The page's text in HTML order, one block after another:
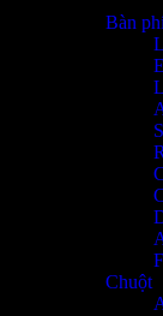
Bàn
Chuột